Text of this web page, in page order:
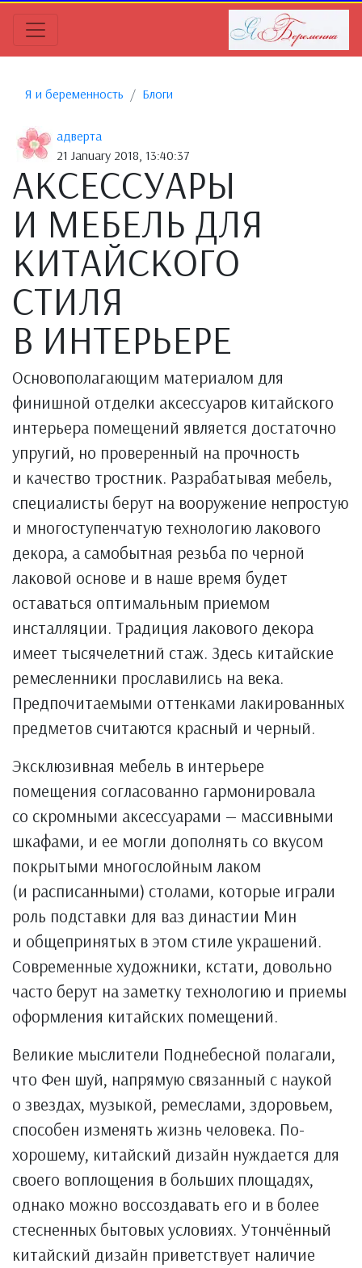
Я и беременность Блоги
адверта
21 January 2018, 13:40:37
АКСЕССУАРЫ
И МЕБЕЛЬ ДЛЯ
КИТАЙСКОГО
СТИЛЯ
В ИНТЕРЬЕРЕ
Основополагающим материалом для
финишной отделки аксессуаров китайского
интерьера помещений является достаточно
упругий, но проверенный на прочность
и качество тростник. Разрабатывая мебель,
специалисты берут на вооружение непростую
и многоступенчатую технологию лакового
декора, а самобытная резьба по черной
лаковой основе и в наше время будет
оставаться оптимальным приемом
инсталляции. Традиция лакового декора
имеет тысячелетний стаж. Здесь китайские
ремесленники прославились на века.
Предпочитаемыми оттенками лакированных
предметов считаются красный и черный.
Эксклюзивная мебель в интерьере
помещения согласованно гармонировала
со скромными аксессуарами — массивными
шкафами, и ее могли дополнять со вкусом
покрытыми многослойным лаком
(и расписанными) столами, которые играли
роль подставки для ваз династии Мин
и общепринятых в этом стиле украшений.
Современные художники, кстати, довольно
часто берут на заметку технологию и приемы
оформления китайских помещений.
Великие мыслители Поднебесной полагали,
что Фен шуй, напрямую связанный с наукой
о звездах, музыкой, ремеслами, здоровьем,
способен изменять жизнь человека. По-
хорошему, китайский дизайн нуждается для
своего воплощения в больших площадях,
однако можно воссоздавать его и в более
стесненных бытовых условиях. Утончённый
китайский дизайн приветствует наличие